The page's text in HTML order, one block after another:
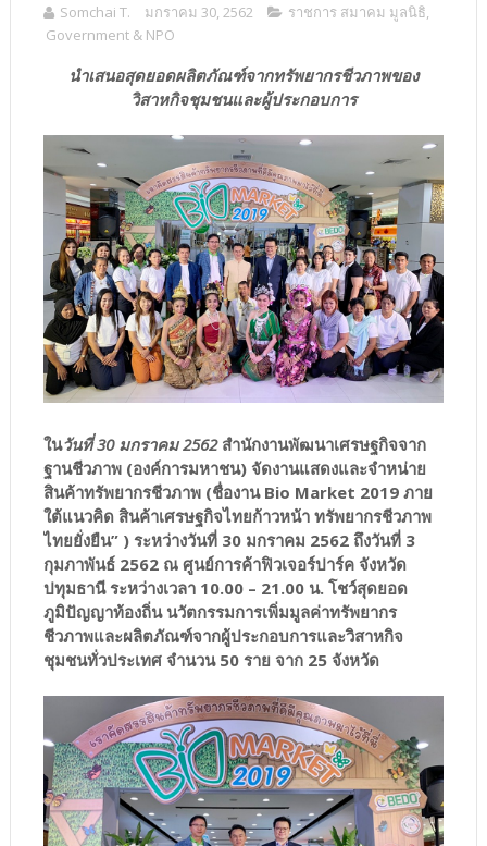
Somchai T. มกราคม 30, 2562 ราชการ สมาคม มูลนิธิ,
Government & NPO
นำเสนอสุดยอดผลิตภัณฑ์จากทรัพยากรชีวภาพของ
วิสาหกิจชุมชนและผู้ประกอบการ
ในวันที่ 30 มกราคม 2562สำนักงานพัฒนาเศรษฐกิจจาก
ฐานชีวภาพ (องค์การมหาชน) จัดงานแสดงและจำหน่าย
สินค้าทรัพยากรชีวภาพ (ชื่องาน Bio Market 2019 ภาย
ใต้แนวคิด สินค้าเศรษฐกิจไทยก้าวหน้า ทรัพยากรชีวภาพ
ไทยยั่งยืน” ) ระหว่างวันที่ 30 มกราคม 2562 ถึงวันที่ 3
กุมภาพันธ์ 2562 ณ ศูนย์การค้าฟิวเจอร์ปาร์ค จังหวัด
ปทุมธานี ระหว่างเวลา 10.00 – 21.00 น. โชว์สุดยอด
ภูมิปัญญาท้องถิ่น นวัตกรรมการเพิ่มมูลค่าทรัพยากร
ชีวภาพและผลิตภัณฑ์จากผู้ประกอบการและวิสาหกิจ
ชุมชนทั่วประเทศ จำนวน 50 ราย จาก 25 จังหวัด